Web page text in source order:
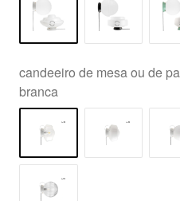
candeeiro de mesa ou de
branca